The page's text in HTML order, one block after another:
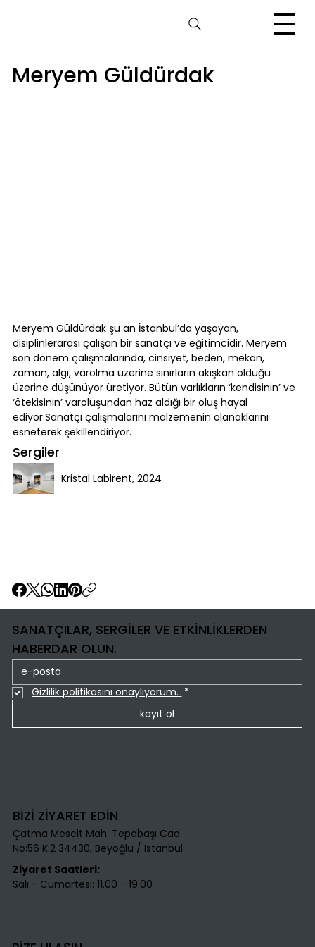
Meryem Güldürdak
Meryem Güldürdak şu an İstanbul’da yaşayan,
disiplinlerarası çalışan bir sanatçı ve eğitimcidir. Meryem
son dönem çalışmalarında, cinsiyet, beden, mekan,
zaman, algı, varolma üzerine sınırların akışkan olduğu
üzerine düşünüyor üretiyor. Bütün varlıkların ‘kendisinin’ ve
‘ötekisinin’ varoluşundan haz aldığı bir oluş hayal
ediyor.Sanatçı çalışmalarını malzemenin olanaklarını
esneterek şekillendiriyor.
Sergiler
Kristal Labirent, 2024
BİZİ ZİYARET EDİN
Çatma Mescit Mah. Tepebaşı Cad.
No:56 K:2 34430, Beyoğlu / Istanbul​
Ziyaret Saatleri:
Salı - Cumartesi: 11.00 - 19.00
SANATÇILAR, SERGİLER VE ETKİNLİKLERDEN
HABERDAR OLUN.
Gizlilik politikasını onaylıyorum. *
kayıt ol